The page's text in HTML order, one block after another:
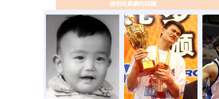
姚明经典瞬间回顾